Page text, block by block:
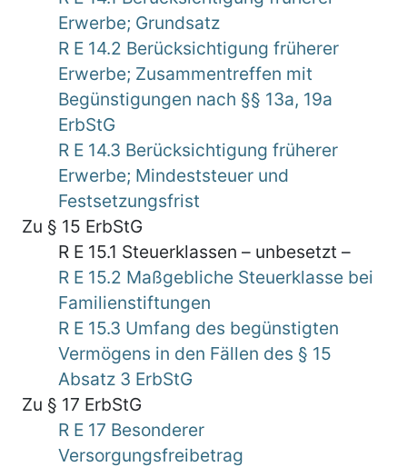
Erwerbe; Grundsatz
R E 14.2 Berücksichtigung früherer
Erwerbe; Zusammentreffen mit
Begünstigungen nach §§ 13a, 19a
ErbStG
R E 14.3 Berücksichtigung früherer
Erwerbe; Mindeststeuer und
Festsetzungsfrist
Zu § 15 ErbStG
R E 15.1 Steuerklassen – unbesetzt –
R E 15.2 Maßgebliche Steuerklasse bei
Familienstiftungen
R E 15.3 Umfang des begünstigten
Vermögens in den Fällen des § 15
Absatz 3 ErbStG
Zu § 17 ErbStG
R E 17 Besonderer
Versorgungsfreibetrag